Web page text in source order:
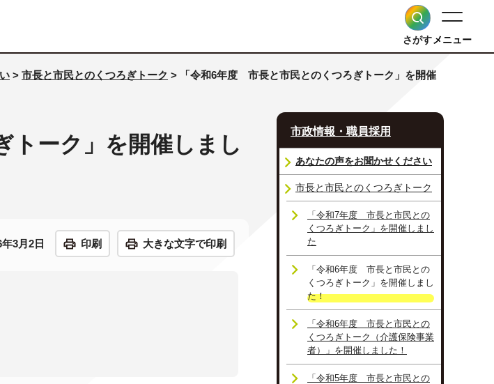
さがすメニュー
> 市長と市民とのくつろぎトーク > 「令和6年度 市長と市民とのくつろぎトーク」を開催
トーク」を開催しまし
3月2日 印刷 大きな文字で印刷
市政情報・職員採用
あなたの声をお聞かせください
市長と市民とのくつろぎトーク
「令和7年度 市長と市民との
くつろぎトーク」を開催しまし
た
「令和6年度 市長と市民との
くつろぎトーク」を開催しまし
た！
「令和6年度 市長と市民との
くつろぎトーク（介護保険事業
者）」を開催しました！
「令和5年度 市長と市民との